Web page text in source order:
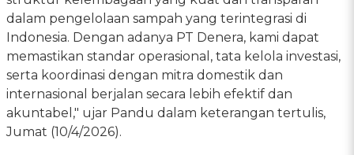
dalam pengelolaan sampah yang terintegrasi di
Indonesia. Dengan adanya PT Denera, kami dapat
memastikan standar operasional, tata kelola investasi,
serta koordinasi dengan mitra domestik dan
internasional berjalan secara lebih efektif dan
akuntabel," ujar Pandu dalam keterangan tertulis,
Jumat (10/4/2026).